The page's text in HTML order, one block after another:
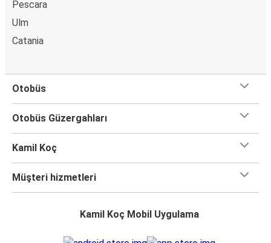
Pescara
Ulm
Catania
Otobüs
Otobüs Güzergahları
Kamil Koç
Müşteri hizmetleri
Kamil Koç Mobil Uygulama